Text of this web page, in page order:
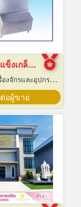
เครื่องทำน้ำแข็งเกล็ดกรอบ เชียงใหม่
จักรและอุปกรณ์ผลิตน้ำแข็ง
อผู้ขาย